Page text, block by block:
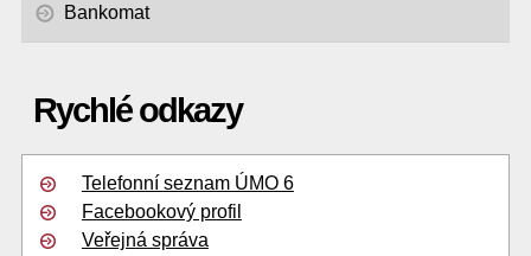
Bankomat
Rychlé odkazy
Telefonní seznam ÚMO 6
Facebookový profil
Veřejná správa